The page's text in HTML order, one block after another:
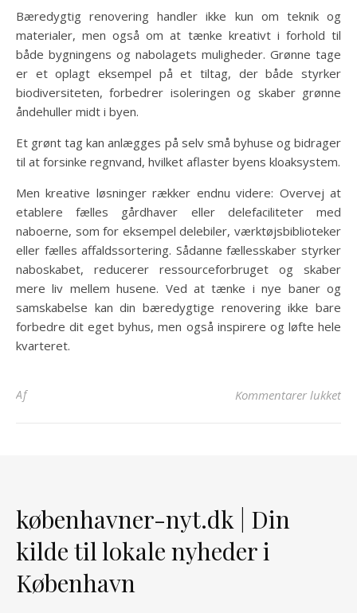
Bæredygtig renovering handler ikke kun om teknik og
materialer, men også om at tænke kreativt i forhold til
både bygningens og nabolagets muligheder. Grønne tage
er et oplagt eksempel på et tiltag, der både styrker
biodiversiteten, forbedrer isoleringen og skaber grønne
åndehuller midt i byen.
Et grønt tag kan anlægges på selv små byhuse og bidrager
til at forsinke regnvand, hvilket aflaster byens kloaksystem.
Men kreative løsninger rækker endnu videre: Overvej at
etablere fælles gårdhaver eller delefaciliteter med
naboerne, som for eksempel delebiler, værktøjsbiblioteker
eller fælles affaldssortering. Sådanne fællesskaber styrker
naboskabet, reducerer ressourceforbruget og skaber
mere liv mellem husene. Ved at tænke i nye baner og
samskabelse kan din bæredygtige renovering ikke bare
forbedre dit eget byhus, men også inspirere og løfte hele
kvarteret.
Af Kommentarer lukkettil
københavner-nyt.dk | Din
kilde til lokale nyheder i
København